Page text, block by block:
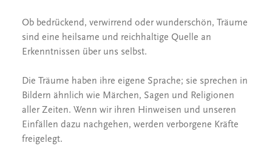
Ob bedrückend, verwirrend oder wunderschön, Träume
sind eine heilsame und reichhaltige Quelle an
Erkenntnissen über uns selbst.
Die Träume haben ihre eigene Sprache; sie sprechen in
Bildern ähnlich wie Märchen, Sagen und Religionen
aller Zeiten. Wenn wir ihren Hinweisen und unseren
Einfällen dazu nachgehen, werden verborgene Kräfte
freigelegt.